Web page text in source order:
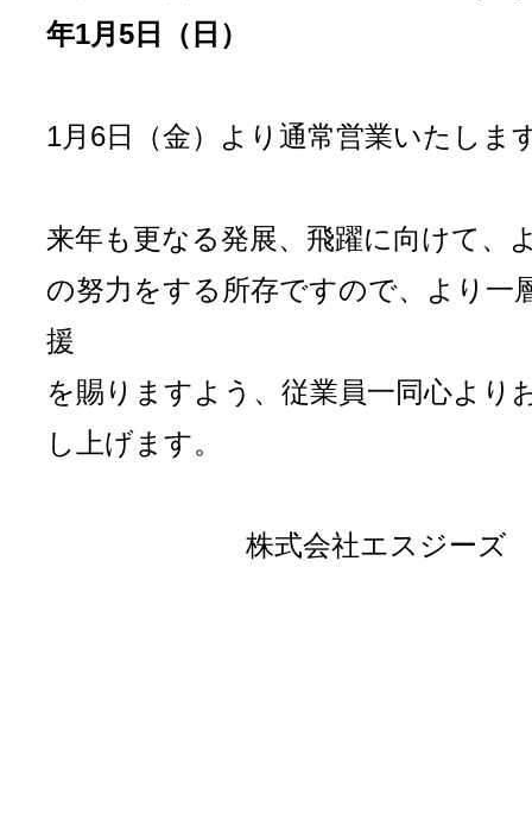
年1月5日（日）
1月6日（金）より通常営業いたしま
来年も更なる発展、飛躍に向けて、
の努力をする所存ですので、より一
援
を賜りますよう、従業員一同心より
し上げます。
株式会社エスジーズ